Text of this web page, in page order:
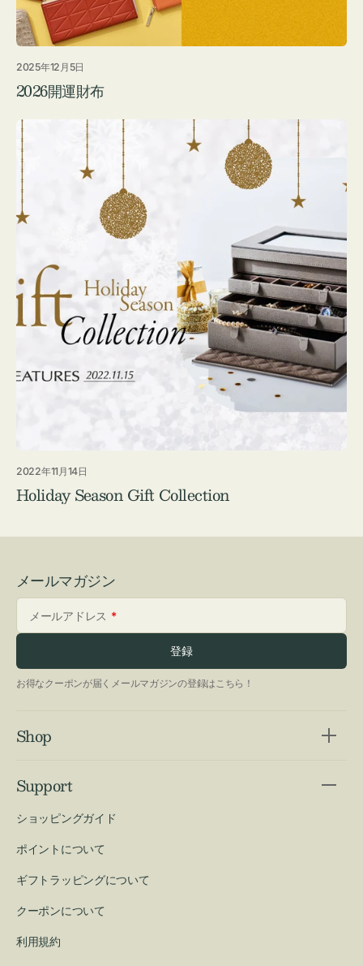
2025年12月5日
2026開運財布
2022年11月14日
Holiday Season Gift Collection
Shop
Support
ショッピングガイド
ポイントについて
ギフトラッピングについて
クーポンについて
利用規約
メールマガジン
メールアドレス
登録
お得なクーポンが届くメールマガジンの登録はこちら！